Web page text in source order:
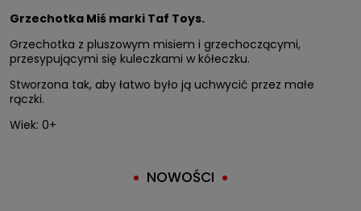
Grzechotka Miś marki Taf Toys.
Grzechotka z pluszowym misiem i grzechoczącymi,
przesypującymi się kuleczkami w kółeczku.
Stworzona tak, aby łatwo było ją uchwycić przez małe
rączki.
Wiek: 0+
NOWOŚCI